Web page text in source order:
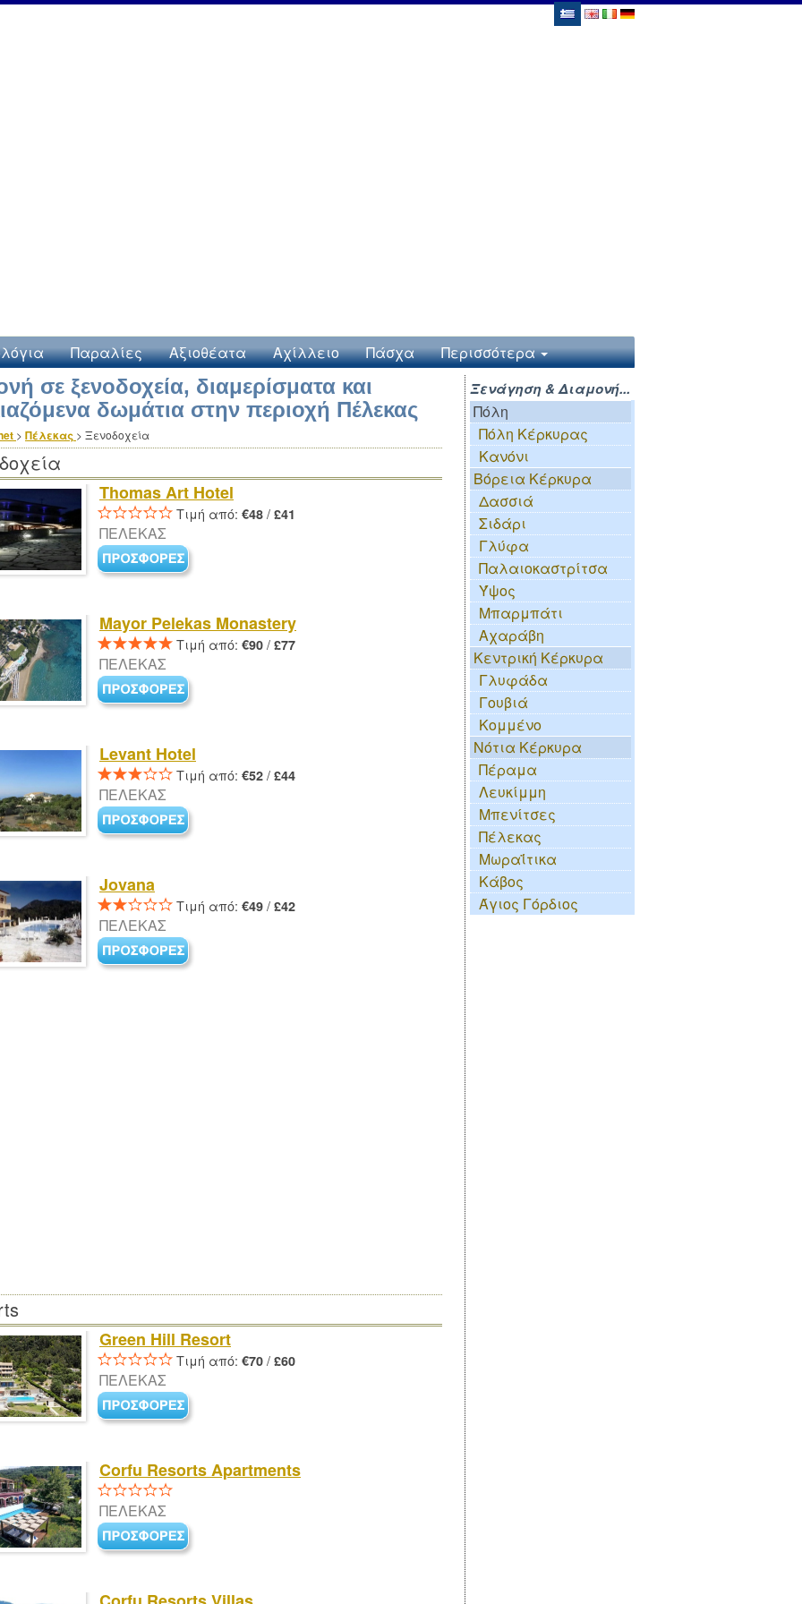
Παραλίες Αξιοθέατα Αχίλλειο Πάσχα Περισσότερα
σε ξενοδοχεία, διαμερίσματα και
δωμάτια στην περιοχή Πέλεκας
> Πέλεκας > Ξενοδοχεία
Thomas Art Hotel
Τιμή από: €48 / £41
ΠΕΛΕΚΑΣ
Mayor Pelekas Monastery
Τιμή από: €90 / £77
ΠΕΛΕΚΑΣ
Levant Hotel
Τιμή από: €52 / £44
ΠΕΛΕΚΑΣ
Jovana
Τιμή από: €49 / £42
ΠΕΛΕΚΑΣ
Green Hill Resort
Τιμή από: €70 / £60
ΠΕΛΕΚΑΣ
Corfu Resorts Apartments
ΠΕΛΕΚΑΣ
Ξενάγηση & Διαμονή...
Πόλη
Πόλη Κέρκυρας
Κανόνι
Βόρεια Κέρκυρα
Δασσιά
Σιδάρι
Γλύφα
Παλαιοκαστρίτσα
Ύψος
Μπαρμπάτι
Αχαράβη
Κεντρική Κέρκυρα
Γλυφάδα
Γουβιά
Κομμένο
Νότια Κέρκυρα
Πέραμα
Λευκίμμη
Μπενίτσες
Πέλεκας
Μωραΐτικα
Κάβος
Άγιος Γόρδιος